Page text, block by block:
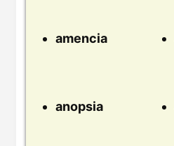
amencia
anopsia